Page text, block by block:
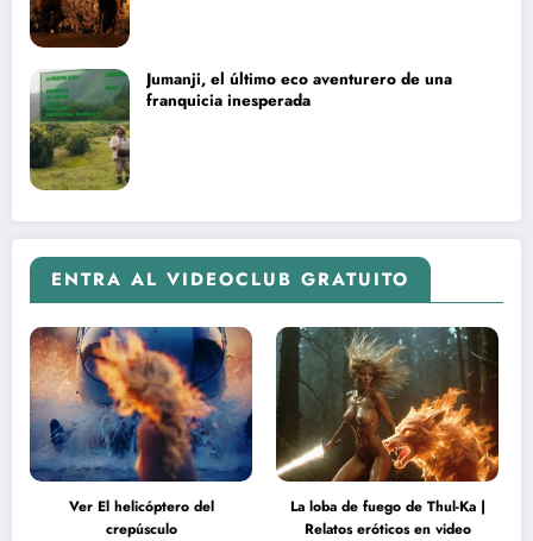
Jumanji, el último eco aventurero de una
franquicia inesperada
ENTRA AL VIDEOCLUB GRATUITO
Ver El helicóptero del
crepúsculo
La loba de fuego de Thul-Ka |
Relatos eróticos en video